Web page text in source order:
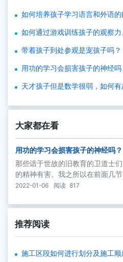
如何培养孩子学习语言和外语的
如何通过游戏训练孩子的观察
带着孩子到处参观是宠孩子吗？
用功的学习会损害孩子的神经吗
天才孩子但是数学很弱，如何
大家都在看
用功的学习会损害孩子的神经吗？
那些谙于世故的旧教育的卫道士
的精神有害。我之所以在前面几
的重要性，就是为了用强大的事
的神经呢！
2022-01-06 阅读 817
推荐阅读
施工区段如何进行划分及施工顺